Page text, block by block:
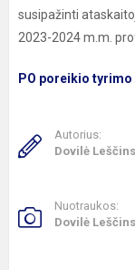
susipažinti
2023-2024 m.m.
PO poreikio
Autorius:
Dovilė
Nuotraukos:
Dovilė